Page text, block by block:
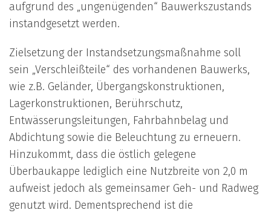
aufgrund des „ungenügenden“ Bauwerkszustands
instandgesetzt werden.
Zielsetzung der Instandsetzungsmaßnahme soll
sein „Verschleißteile“ des vorhandenen Bauwerks,
wie z.B. Geländer, Übergangskonstruktionen,
Lagerkonstruktionen, Berührschutz,
Entwässerungsleitungen, Fahrbahnbelag und
Abdichtung sowie die Beleuchtung zu erneuern.
Hinzukommt, dass die östlich gelegene
Überbaukappe lediglich eine Nutzbreite von 2,0 m
aufweist jedoch als gemeinsamer Geh- und Radweg
genutzt wird. Dementsprechend ist die